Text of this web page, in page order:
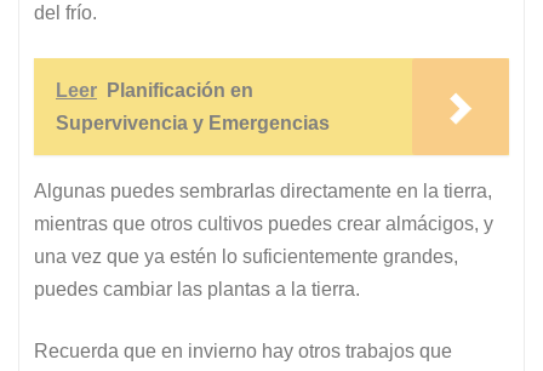
del frío.
Leer
Planificación en
Supervivencia y Emergencias
Algunas puedes sembrarlas directamente en la tierra,
mientras que otros cultivos puedes crear almácigos, y
una vez que ya estén lo suficientemente grandes,
puedes cambiar las plantas a la tierra.
Recuerda que en invierno hay otros trabajos que